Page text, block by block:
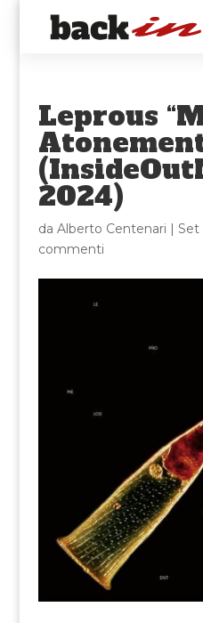
Leprous
2024)
da Alberto Centenari | Set
commenti